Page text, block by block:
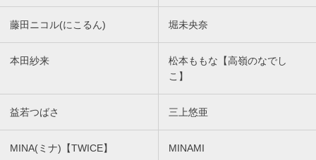
藤田ニコル(にこるん) 堀未央奈
本田紗来
松本ももな【高嶺のなでし
こ】
益若つばさ 三上悠亜
MINA(ミナ)【TWICE】 MINAMI